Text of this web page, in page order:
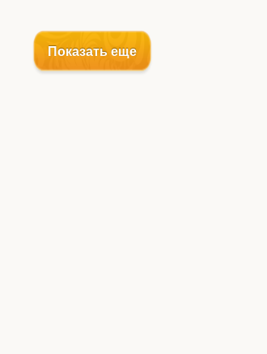
Показать еще